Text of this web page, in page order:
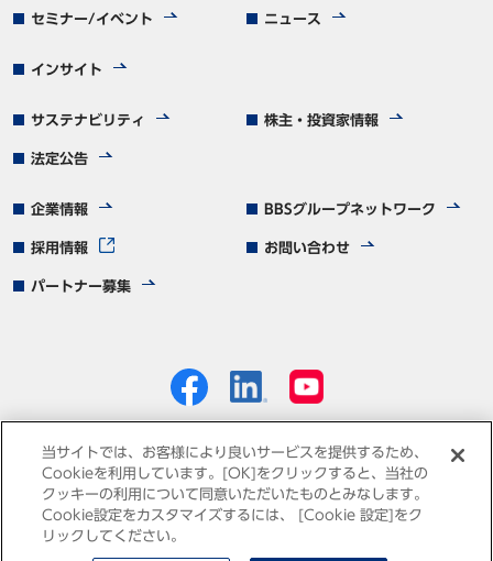
セミナー/イベント ニュース
インサイト
サステナビリティ 株主・投資家情報
法定公告
企業情報 BBSグループネットワーク
採用情報 お問い合わせ
パートナー募集
個人情報保護方針 免責事項 サイトマップ
当サイトでは、お客様により良いサービスを提供するため、
Cookieを利用しています。[OK]をクリックすると、当社の
クッキーの利用について同意いただいたものとみなします。
Cookie設定をカスタマイズするには、 [Cookie 設定]をク
リックしてください。